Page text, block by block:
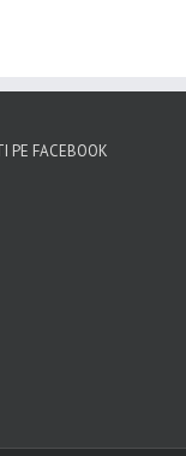
PE FACEBOOK